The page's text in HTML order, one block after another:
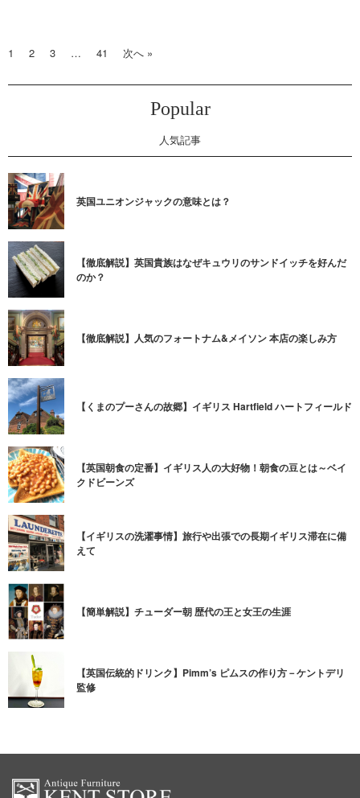
1 2 3 … 41 次へ »
Popular
人気記事
英国ユニオンジャックの意味とは？
【徹底解説】英国貴族はなぜキュウリのサンドイッチを好んだ
のか？
【徹底解説】人気のフォートナム&メイソン 本店の楽しみ方
【くまのプーさんの故郷】イギリス Hartfield ハートフィールド
【英国朝食の定番】イギリス人の大好物！朝食の豆とは～ベイ
クドビーンズ
【イギリスの洗濯事情】旅行や出張での長期イギリス滞在に備
えて
【簡単解説】チューダー朝 歴代の王と女王の生涯
【英国伝統的ドリンク】Pimm’s ピムスの作り方－ケントデリ
監修